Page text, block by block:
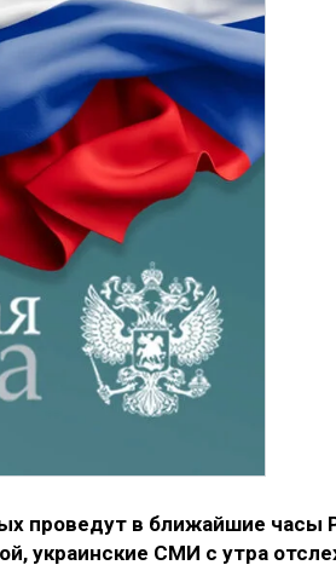
проведут в ближайшие часы
украинские СМИ с утра